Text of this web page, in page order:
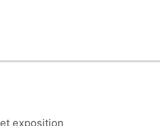
exposition